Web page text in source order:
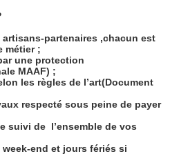
partenaires ,chacun est
métier ;
une protection
MAAF) ;
les règles de l’art(Document
respecté sous peine de payer
suivi de l’ensemble de vos
end et jours fériés si